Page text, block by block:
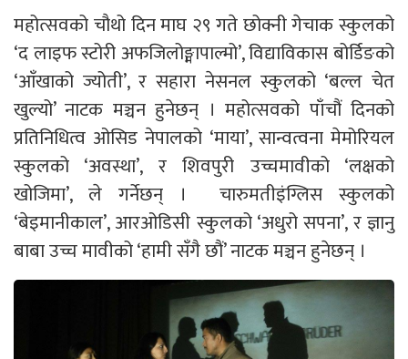
महोत्सवको चौथो दिन माघ २९ गते छोक्नी गेचाक स्कुलको
‘द लाइफ स्टोरी अफजिलोङ्मापाल्मो’, विद्याविकास बोर्डिङको
‘आँखाको ज्योती’, र सहारा नेसनल स्कुलको ‘बल्ल चेत
खुल्यो’ नाटक मञ्चन हुनेछन् । महोत्सवको पाँचौं दिनको
प्रतिनिधित्व ओसिड नेपालको ‘माया’, सान्वत्वना मेमोरियल
स्कुलको ‘अवस्था’, र शिवपुरी उच्चमावीको ‘लक्षको
खोजिमा’, ले गर्नेछन् । चारुमतीइंग्लिस स्कुलको
‘बेइमानीकाल’, आरओडिसी स्कुलको ‘अधुरो सपना’, र ज्ञानु
बाबा उच्च मावीको ‘हामी सँगै छौं’ नाटक मञ्चन हुनेछन् ।